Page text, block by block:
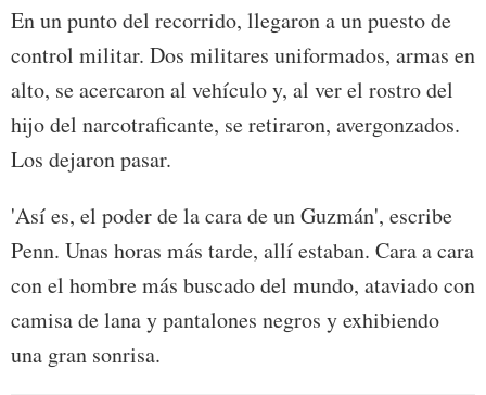
En un punto del recorrido, llegaron a un puesto de
control militar. Dos militares uniformados, armas en
alto, se acercaron al vehículo y, al ver el rostro del
hijo del narcotraficante, se retiraron, avergonzados.
Los dejaron pasar.
'Así es, el poder de la cara de un Guzmán', escribe
Penn. Unas horas más tarde, allí estaban. Cara a cara
con el hombre más buscado del mundo, ataviado con
camisa de lana y pantalones negros y exhibiendo
una gran sonrisa.